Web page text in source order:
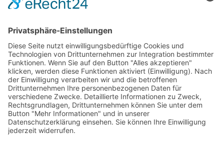
Lorem ipsum dolor sit amet.
Wir freuen uns auf Ihren Besuch!
Mannschaften
News
Sponsoren
Vorstand / Verein
Historie